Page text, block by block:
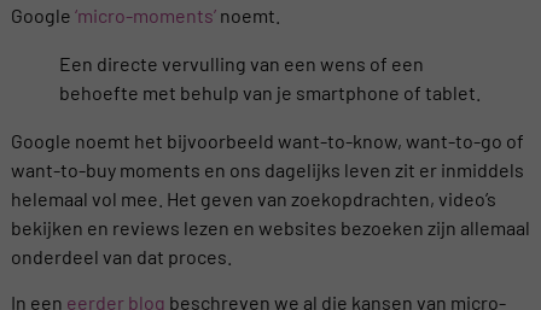
Google ‘micro-moments’noemt.
Een directe vervulling van een wens of een
behoefte met behulp van je smartphone of tablet.
Google noemt het bijvoorbeeld want-to-know, want-to-go of
want-to-buy moments en ons dagelijks leven zit er inmiddels
helemaal vol mee. Het geven van zoekopdrachten, video’s
bekijken en reviews lezen en websites bezoeken zijn allemaal
onderdeel van dat proces.
In een eerder blog beschreven we al die kansen van micro-